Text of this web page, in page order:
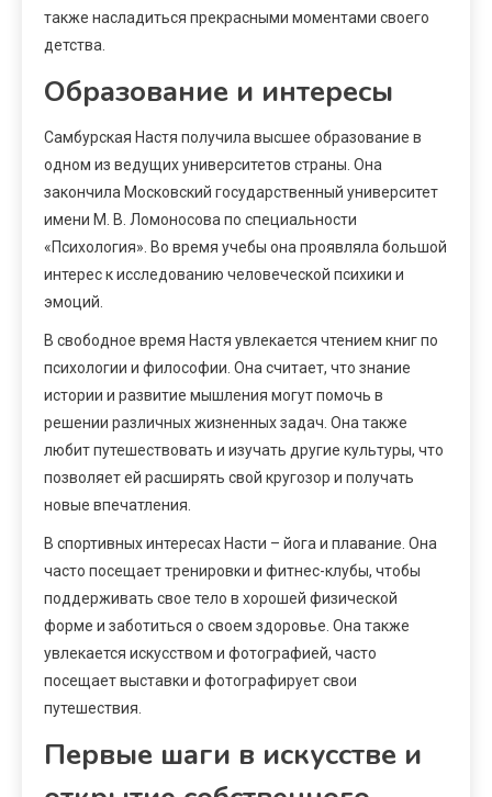
также насладиться прекрасными моментами своего
детства.
Образование и интересы
Самбурская Настя получила высшее образование в
одном из ведущих университетов страны. Она
закончила Московский государственный университет
имени М. В. Ломоносова по специальности
«Психология». Во время учебы она проявляла большой
интерес к исследованию человеческой психики и
эмоций.
В свободное время Настя увлекается чтением книг по
психологии и философии. Она считает, что знание
истории и развитие мышления могут помочь в
решении различных жизненных задач. Она также
любит путешествовать и изучать другие культуры, что
позволяет ей расширять свой кругозор и получать
новые впечатления.
В спортивных интересах Насти – йога и плавание. Она
часто посещает тренировки и фитнес-клубы, чтобы
поддерживать свое тело в хорошей физической
форме и заботиться о своем здоровье. Она также
увлекается искусством и фотографией, часто
посещает выставки и фотографирует свои
путешествия.
Первые шаги в искусстве и